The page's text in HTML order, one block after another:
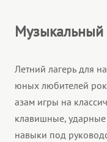
Музыкальный
Летний лагерь для
юных любителей
азам игры на
клавишные, ударные
навыки под